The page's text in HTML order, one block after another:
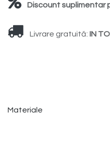
Discount suplimentar
Livrare gratuită: IN
Materiale